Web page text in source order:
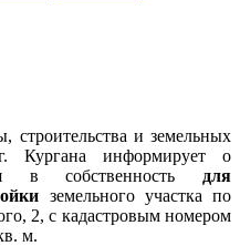
строительства и земельных
Кургана информирует о
в собственность для
земельного участка по
2, с кадастровым номером
м.